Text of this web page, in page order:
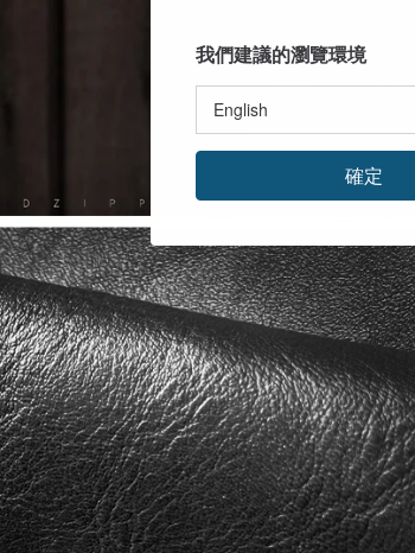
我們建議的瀏覽環境
確定